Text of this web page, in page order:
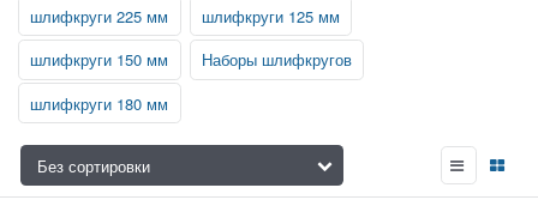
шлифкруги 225 мм
шлифкруги 125 мм
шлифкруги 150 мм
Наборы шлифкругов
шлифкруги 180 мм